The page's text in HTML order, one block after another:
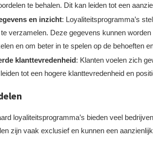
te behalen. Dit kan leiden tot een
en inzicht: Loyaliteitsprogramma’s
verzamelen. Deze gegevens kunnen
en om beter in te spelen op de behoeften
klanttevredenheid: Klanten voelen zich
tot een hogere klanttevredenheid en
loyaliteitsprogramma’s bieden veel
zijn vaak exclusief en kunnen een